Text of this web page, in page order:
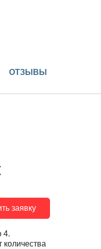
ОТЗЫВЫ
заявку
4.
количества